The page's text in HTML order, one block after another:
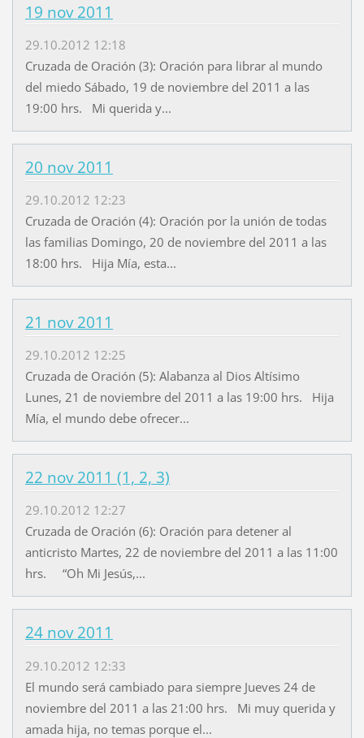
19 nov 2011
29.10.2012 12:18
Cruzada de Oración (3): Oración para librar al mundo
del miedo Sábado, 19 de noviembre del 2011 a las
19:00 hrs. Mi querida y...
20 nov 2011
29.10.2012 12:23
Cruzada de Oración (4): Oración por la unión de todas
las familias Domingo, 20 de noviembre del 2011 a las
18:00 hrs. Hija Mía, esta...
21 nov 2011
29.10.2012 12:25
Cruzada de Oración (5): Alabanza al Dios Altísimo
Lunes, 21 de noviembre del 2011 a las 19:00 hrs. Hija
Mía, el mundo debe ofrecer...
22 nov 2011 (1, 2, 3)
29.10.2012 12:27
Cruzada de Oración (6): Oración para detener al
anticristo Martes, 22 de noviembre del 2011 a las 11:00
hrs. “Oh Mi Jesús,...
24 nov 2011
29.10.2012 12:33
El mundo será cambiado para siempre Jueves 24 de
noviembre del 2011 a las 21:00 hrs. Mi muy querida y
amada hija, no temas porque el...